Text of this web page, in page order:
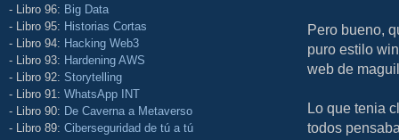
- Libro 96: Big Data
- Libro 95: Historias Cortas
- Libro 94: Hacking Web3
- Libro 93: Hardening AWS
- Libro 92: Storytelling
- Libro 91: WhatsApp INT
- Libro 90: De Caverna a Metaverso
- Libro 89: Ciberseguridad de tú a tú
Pero bueno,
puro estilo
web de
Lo que tenia
todos